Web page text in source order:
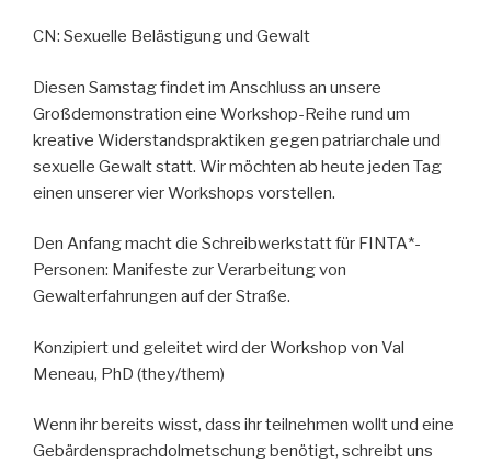
CN: Sexuelle Belästigung und Gewalt
Diesen Samstag findet im Anschluss an unsere
Großdemonstration eine Workshop-Reihe rund um
kreative Widerstandspraktiken gegen patriarchale und
sexuelle Gewalt statt. Wir möchten ab heute jeden Tag
einen unserer vier Workshops vorstellen.
Den Anfang macht die Schreibwerkstatt für FINTA*-
Personen: Manifeste zur Verarbeitung von
Gewalterfahrungen auf der Straße.
Konzipiert und geleitet wird der Workshop von Val
Meneau, PhD (they/them)
Wenn ihr bereits wisst, dass ihr teilnehmen wollt und eine
Gebärdensprachdolmetschung benötigt, schreibt uns